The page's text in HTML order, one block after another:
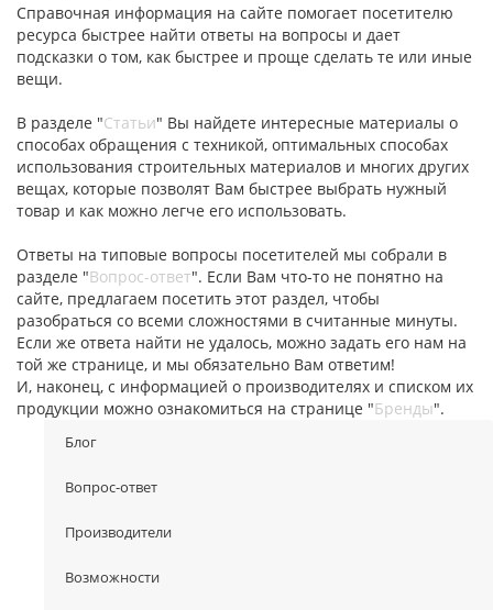
Справочная информация на сайте помогает посетителю
ресурса быстрее найти ответы на вопросы и дает
подсказки о том, как быстрее и проще сделать те или иные
вещи.
В разделе "Статьи" Вы найдете интересные материалы о
способах обращения с техникой, оптимальных способах
использования строительных материалов и многих других
вещах, которые позволят Вам быстрее выбрать нужный
товар и как можно легче его использовать.
Ответы на типовые вопросы посетителей мы собрали в
разделе "Вопрос-ответ". Если Вам что-то не понятно на
сайте, предлагаем посетить этот раздел, чтобы
разобраться со всеми сложностями в считанные минуты.
Если же ответа найти не удалось, можно задать его нам на
той же странице, и мы обязательно Вам ответим!
И, наконец, с информацией о производителях и списком их
продукции можно ознакомиться на странице "Бренды".
Блог
Вопрос-ответ
Производители
Возможности